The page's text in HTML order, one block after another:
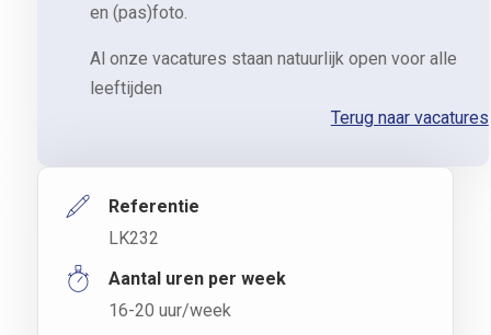
en (pas)foto.
Al onze vacatures staan natuurlijk open voor alle
leeftijden
Terug naar vacatures
Referentie
LK232
Aantal uren per week
16-20 uur/week